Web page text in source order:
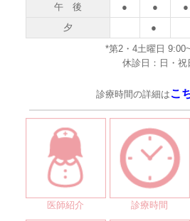
午 後
● ● ●
夕
●
*第2・4土曜日
休診日：日・祝
診療時間の詳細はこ
医師紹介 診療時間